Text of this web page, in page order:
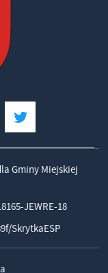
Gminy Miejskiej
JEWRE-18
SkrytkaESP